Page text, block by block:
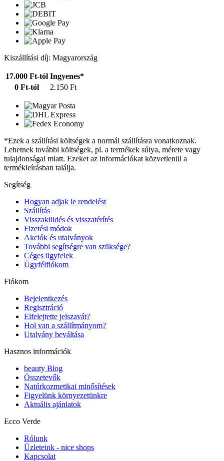
Kiszállítási díj: Magyarország
17.000 Ft-tól Ingyenes*
0 Ft-tól
2.150 Ft
*Ezek a szállítási költségek a normál szállításra vonatkoznak.
Lehetnek további költségek, pl. a termékek súlya, mérete vagy
tulajdonságai miatt. Ezeket az információkat közvetlenül a
termékleírásban találja.
Segítség
Hogyan adjak le rendelést
Szállítás
Visszaküldés és visszatérítés
Fizetési módok
Akciók és utalványok
További segítségre van szüksége?
Céges ügyfelek
Ügyfélfiókom
Fiókom
Bejelentkezés
Regisztráció
Elfelejtette jelszavát?
Hol van a szállítmányom?
Utalvány beváltása
Hasznos információk
beauty Blog
Összetevők
Natúrkozmetikai minősítések
Figyelünk környezetünkre
Aktuális ajánlatok
Ecco Verde
Rólunk
Üzleteink - nice shops
Kapcsolat